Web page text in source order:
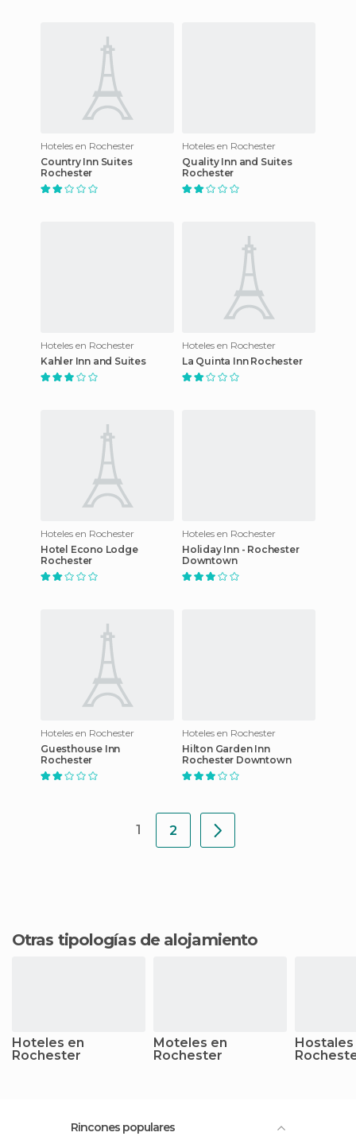
Hoteles en Rochester
Country Inn Suites
Rochester
Hoteles en Rochester
Quality Inn and Suites
Rochester
Hoteles en Rochester
Kahler Inn and Suites
Hoteles en Rochester
La Quinta Inn Rochester
Hoteles en Rochester
Hotel Econo Lodge
Rochester
Hoteles en Rochester
Holiday Inn - Rochester
Downtown
Hoteles en Rochester
Guesthouse Inn
Rochester
Hoteles en Rochester
Hilton Garden Inn
Rochester Downtown
1 2
Otras tipologías de alojamiento
Hoteles en
Rochester
Moteles en
Rochester
Hostales
Rincones populares